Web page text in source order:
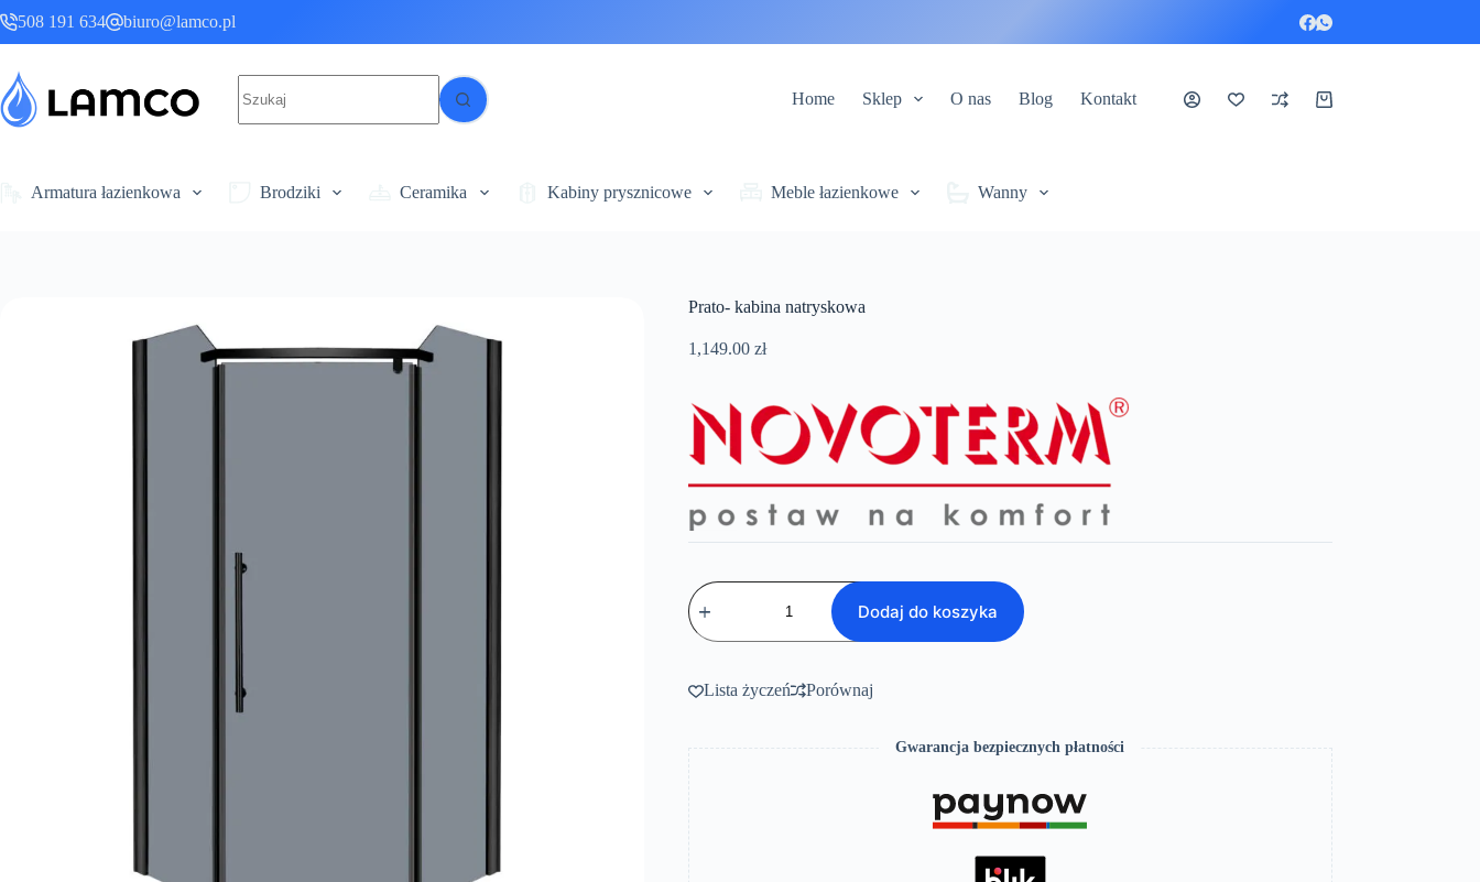
do
treści
508 191 634 biuro@lamco.pl
wyników
Home Sklep O nas Blog Kontakt Koszyk
Armatura łazienkowa Brodziki Ceramika Kabiny prysznicowe Meble łazienkowe Wanny
Prato- kabina natryskowa
1,149.00 zł
ilość
Prato-
kabina
natryskowa
Dodaj do koszyka
Lista życzeń Porównaj
Gwarancja bezpiecznych płatności